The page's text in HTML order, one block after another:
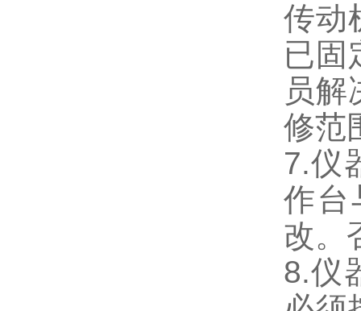
传动
已固
员
修范
7.仪
作台
改。
8.仪